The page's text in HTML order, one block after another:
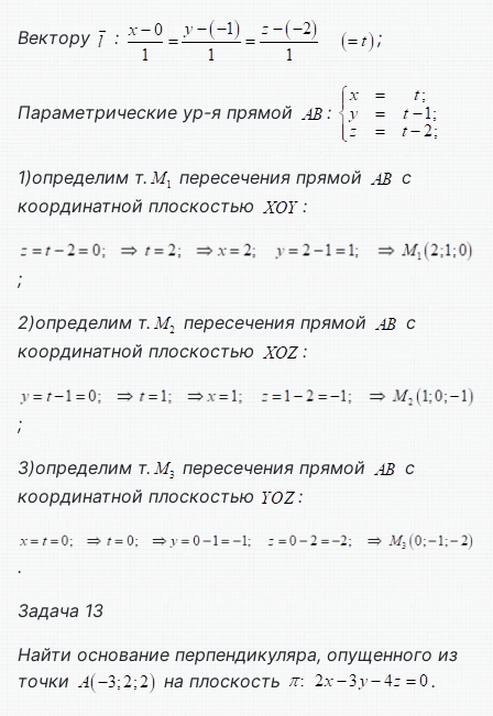
Вектору : ;
Параметрические ур-я прямой :
1)определим т. пересечения прямой
с
координатной плоскостью
:
;
2)определим т.
пересечения прямой
с
координатной плоскостью
:
;
3)определим т.
пересечения прямой
с
координатной плоскостью
:
.
Задача 13
Найти основание перпендикуляра, опущенного из
точки
на плоскость .